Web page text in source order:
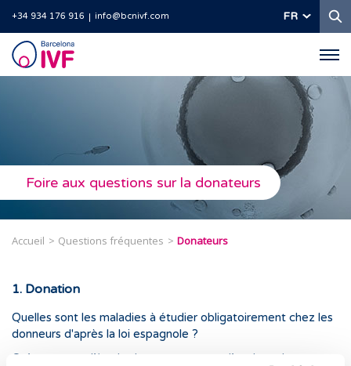
+34 934 176 916 info@bcnivf.com FR
Barcelona
IVF
Foire aux questions sur la donateurs
Accueil Questions fréquentes Donateurs
1. Donation
Quelles sont les maladies à étudier obligatoirement chez les
donneurs d'après la loi espagnole ?
Qu’est-ce que l’étude des porteurs pour l’analyse des